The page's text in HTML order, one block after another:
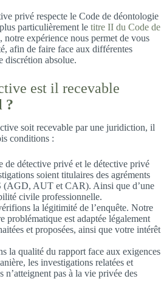
privé respecte le Code de déontologie
particulièrement le titre II du Code de
notre expérience nous permet de vous
afin de faire face aux différentes
discrétion absolue.
est il recevable
?
soit recevable par une juridiction, il
conditions :
de détective privé et le détective privé
soient titulaires des agréments
(AGD, AUT et CAR). Ainsi que d’une
civile professionnelle.
la légitimité de l’enquête. Notre
problématique est adaptée légalement
et proposées, ainsi que votre intérêt
la qualité du rapport face aux exigences
les investigations relatées et
n’atteignent pas à la vie privée des